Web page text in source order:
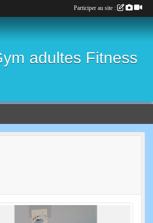
adultes Fitness
Participer au site :